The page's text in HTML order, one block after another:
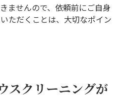
ませんので、依頼前にご自身
ただくことは、大切なポイン
スクリーニングが